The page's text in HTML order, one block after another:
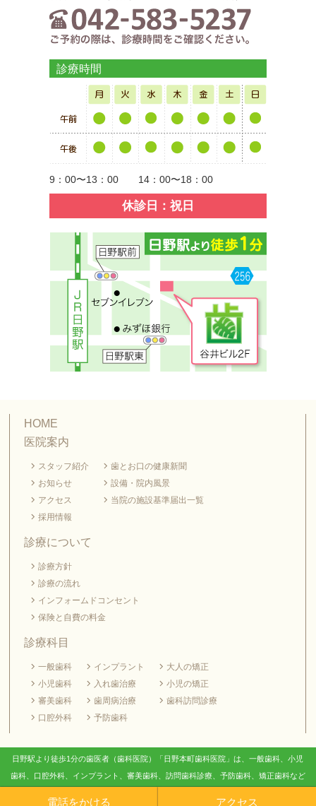
電話をかける アクセス
診療時間
9：00〜13：00 14：00〜18：00
休診日：祝日
HOME
医院案内
スタッフ紹介
お知らせ
アクセス
採用情報
歯とお口の健康新聞
設備・院内風景
当院の施設基準届出一覧
診療について
診療方針
診療の流れ
インフォームドコンセント
保険と自費の料金
診療科目
一般歯科
小児歯科
審美歯科
口腔外科
インプラント
入れ歯治療
歯周病治療
予防歯科
大人の矯正
小児の矯正
歯科訪問診療
日野駅より徒歩1分の歯医者（歯科医院）「日野本町歯科医院」は、一般歯科、小児
歯科、口腔外科、インプラント、審美歯科、訪問歯科診療、予防歯科、矯正歯科など